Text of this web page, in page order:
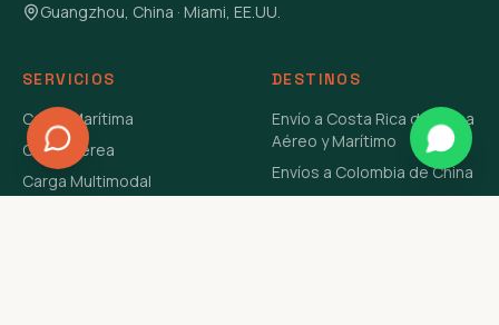
Guangzhou, China · Miami, EE.UU.
SERVICIOS
Carga Marítima
Carga Aérea
Carga Multimodal
DESTINOS
Envío a Costa Rica de China
Aéreo y Marítimo
Envíos a Colombia de China